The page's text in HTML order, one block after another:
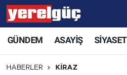
GÜNDEM ASAYİŞ SİYASET
HABERLER KİRAZ